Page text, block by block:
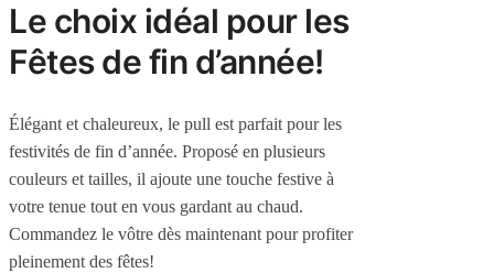
Le choix idéal pour les
Fêtes de fin d’année!
Élégant et chaleureux, le pull est parfait pour les
festivités de fin d’année. Proposé en plusieurs
couleurs et tailles, il ajoute une touche festive à
votre tenue tout en vous gardant au chaud.
Commandez le vôtre dès maintenant pour profiter
pleinement des fêtes!